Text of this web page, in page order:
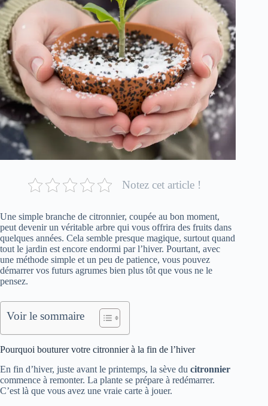
Notez cet article !
Une simple branche de citronnier, coupée au bon moment,
peut devenir un véritable arbre qui vous offrira des fruits dans
quelques années. Cela semble presque magique, surtout quand
tout le jardin est encore endormi par l’hiver. Pourtant, avec
une méthode simple et un peu de patience, vous pouvez
démarrer vos futurs agrumes bien plus tôt que vous ne le
pensez.
Voir le sommaire
Pourquoi bouturer votre citronnier à la fin de l’hiver
En fin d’hiver, juste avant le printemps, la sève du citronnier
commence à remonter. La plante se prépare à redémarrer.
C’est là que vous avez une vraie carte à jouer.